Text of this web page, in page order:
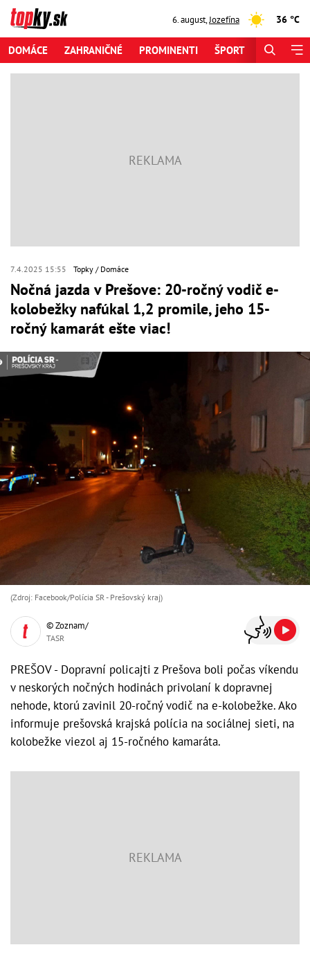
6. august,Jozefína 36 °C
DOMÁCE ZAHRANIČNÉ PROMINENTI ŠPORT
7.4.2025 15:55 Topky Domáce
Nočná jazda v Prešove: 20-ročný vodič e-
kolobežky nafúkal 1,2 promile, jeho 15-
ročný kamarát ešte viac!
(Zdroj: Facebook/Polícia SR - Prešovský kraj)
© Zoznam/
TASR
PREŠOV - Dopravní policajti z Prešova boli počas víkendu
v neskorých nočných hodinách privolaní k dopravnej
nehode, ktorú zavinil 20-ročný vodič na e-kolobežke. Ako
informuje prešovská krajská polícia na sociálnej sieti, na
kolobežke viezol aj 15-ročného kamaráta.